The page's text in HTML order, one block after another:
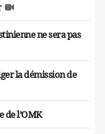
ne sera pas
la démission de
de l’OMK